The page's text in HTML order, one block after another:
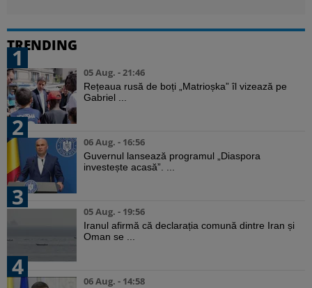
TRENDING
1
05 Aug. - 21:46
Rețeaua rusă de boți „Matrioșka” îl vizează pe
Gabriel ...
2
06 Aug. - 16:56
Guvernul lansează programul „Diaspora
investește acasă”. ...
3
05 Aug. - 19:56
Iranul afirmă că declarația comună dintre Iran și
Oman se ...
4
06 Aug. - 14:58